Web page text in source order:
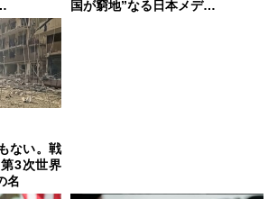
国が窮地”なる日本メデ…
ない。戦
3次世界
名